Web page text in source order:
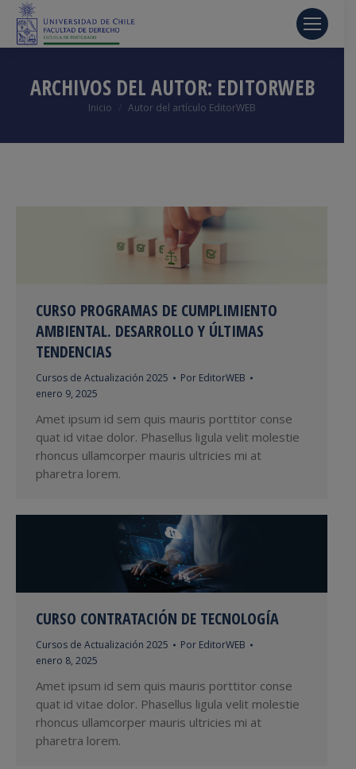
ARCHIVOS DEL AUTOR: EDITORWEB
Estás aquí:
Inicio Autor del artículo EditorWEB
CURSO PROGRAMAS DE CUMPLIMIENTO
AMBIENTAL. DESARROLLO Y ÚLTIMAS
TENDENCIAS
Cursos de Actualización 2025 Por EditorWEB
enero 9, 2025
Amet ipsum id sem quis mauris porttitor conse
quat id vitae dolor. Phasellus ligula velit molestie
rhoncus ullamcorper mauris ultricies mi at
pharetra lorem.
CURSO CONTRATACIÓN DE TECNOLOGÍA
Cursos de Actualización 2025 Por EditorWEB
enero 8, 2025
Amet ipsum id sem quis mauris porttitor conse
quat id vitae dolor. Phasellus ligula velit molestie
rhoncus ullamcorper mauris ultricies mi at
pharetra lorem.